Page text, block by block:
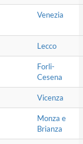
Venezia
Lecco
Forli-
Cesena
Vicenza
Monza e
Brianza